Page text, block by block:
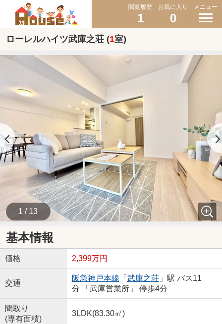
閲覧履歴
1
お気に入り
0
メニュー
ローレルハイツ武庫之荘 (1室)
1 / 13
基本情報
価格 2,399万円
交通
阪急神戸本線 「 武庫之荘」駅 バス11
分 「武庫営業所」 停歩4分
間取り
(専有面積)
3LDK(83.30㎡)